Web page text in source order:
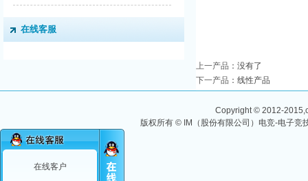
上一产品 ：没有了
下一产品 ： 线性产品
在线客服
Copyright © 2012-
版权所有 © IM（股份有限公司）电竞-电子
在线客户